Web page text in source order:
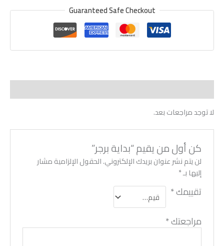
Guaranteed Safe Checkout
لا توجد مراجعات بعد.
كن أول من يقيم “بداية برجر”
لن يتم نشر عنوان بريدك الإلكتروني.الحقول الإلزامية مشار
إليها بـ*
تقييمك*
مراجعتك*